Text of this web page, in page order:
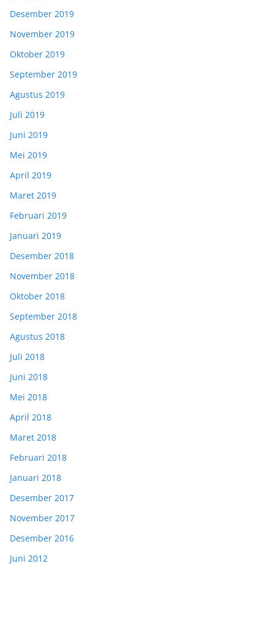
Desember 2019
November 2019
Oktober 2019
September 2019
Agustus 2019
Juli 2019
Juni 2019
Mei 2019
April 2019
Maret 2019
Februari 2019
Januari 2019
Desember 2018
November 2018
Oktober 2018
September 2018
Agustus 2018
Juli 2018
Juni 2018
Mei 2018
April 2018
Maret 2018
Februari 2018
Januari 2018
Desember 2017
November 2017
Desember 2016
Juni 2012